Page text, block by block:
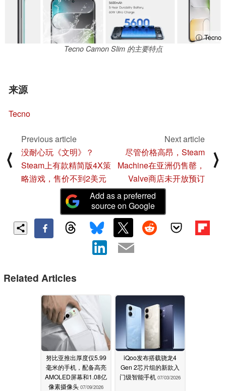
ⓘ Tecno
Tecno Camon Slim 的主要特点
来源
Tecno
⟨
Previous article
没耐心玩《文明》？
Steam上有款精简版4X策
略游戏，售价不到2美元
Next article
尽管价格高昂，Steam
Machine在亚洲仍售罄，
Valve商店未开放预订
⟩
Add as a preferred
source on Google
Related Articles
努比亚推出厚度仅5.99
毫米的手机，配备高亮
AMOLED屏幕和1.08亿
像素摄像头 07/09/2026
iQoo发布搭载骁龙4
Gen 2芯片组的新款入
门级智能手机 07/03/2026